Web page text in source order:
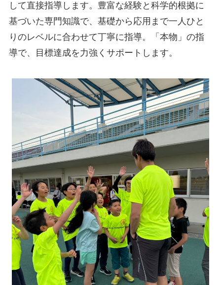
して直接指導します。豊富な経験と科学的根拠に
基づいた専門知識で、基礎から応用まで一人ひと
りのレベルに合わせて丁寧に指導。「本物」の指
導で、目標達成を力強くサポートします。